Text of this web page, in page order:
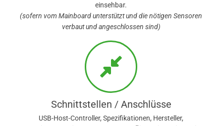
einsehbar.
(sofern vom Mainboard unterstützt und die nötigen Sensoren
verbaut und angeschlossen sind)
Schnittstellen / Anschlüsse
USB-Host-Controller, Spezifikationen, Hersteller,